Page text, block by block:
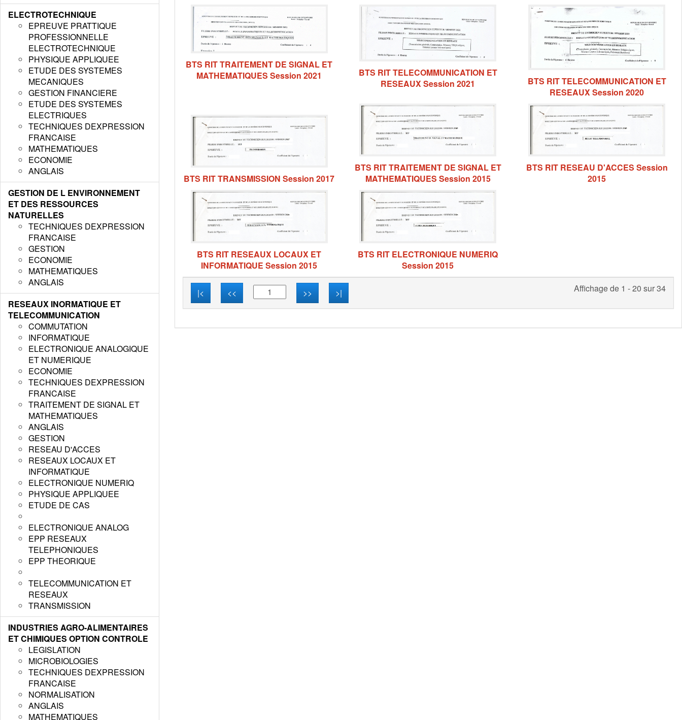
ELECTROTECHNIQUE
EPREUVE PRATTIQUE
PROFESSIONNELLE
ELECTROTECHNIQUE
PHYSIQUE APPLIQUEE
ETUDE DES SYSTEMES
MECANIQUES
GESTION FINANCIERE
ETUDE DES SYSTEMES
ELECTRIQUES
TECHNIQUES DEXPRESSION
FRANCAISE
MATHEMATIQUES
ECONOMIE
ANGLAIS
GESTION DE L ENVIRONNEMENT
ET DES RESSOURCES
NATURELLES
TECHNIQUES DEXPRESSION
FRANCAISE
GESTION
ECONOMIE
MATHEMATIQUES
ANGLAIS
RESEAUX INORMATIQUE ET
TELECOMMUNICATION
COMMUTATION
INFORMATIQUE
ELECTRONIQUE ANALOGIQUE
ET NUMERIQUE
ECONOMIE
TECHNIQUES DEXPRESSION
FRANCAISE
TRAITEMENT DE SIGNAL ET
MATHEMATIQUES
ANGLAIS
GESTION
RESEAU D'ACCES
RESEAUX LOCAUX ET
INFORMATIQUE
ELECTRONIQUE NUMERIQ
PHYSIQUE APPLIQUEE
ETUDE DE CAS
ELECTRONIQUE ANALOG
EPP RESEAUX
TELEPHONIQUES
EPP THEORIQUE
TELECOMMUNICATION ET
RESEAUX
TRANSMISSION
INDUSTRIES AGRO-ALIMENTAIRES
ET CHIMIQUES OPTION CONTROLE
LEGISLATION
MICROBIOLOGIES
TECHNIQUES DEXPRESSION
FRANCAISE
NORMALISATION
ANGLAIS
MATHEMATIQUES
BTS RIT TRAITEMENT DE SIGNAL ET
MATHEMATIQUES Session 2021
BTS RIT TELECOMMUNICATION ET
RESEAUX Session 2021
BTS RIT TELECOMMUNICATION ET
RESEAUX Session 2020
BTS RIT TRANSMISSION Session 2017
BTS RIT TRAITEMENT DE SIGNAL ET
MATHEMATIQUES Session 2015
BTS RIT RESEAU D'ACCES Session
2015
BTS RIT RESEAUX LOCAUX ET
INFORMATIQUE Session 2015
BTS RIT ELECTRONIQUE NUMERIQ
Session 2015
|< << >> >| Affichage de 1 - 20 sur 34